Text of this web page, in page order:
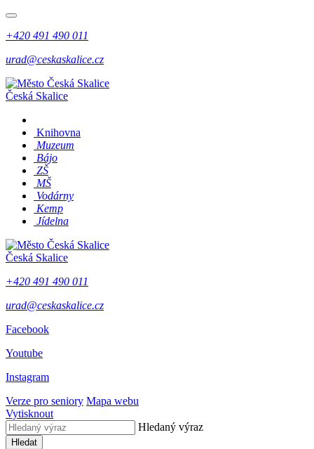
+420 491 490 011
urad@ceskaskalice.cz
Česká Skalice
Knihovna
Muzeum
Bájo
ZŠ
MŠ
Vodárny
Kemp
Jídelna
Česká Skalice
+420 491 490 011
urad@ceskaskalice.cz
Facebook
Youtube
Instagram
Verze pro seniory Mapa webu
Vytisknout
Hledaný výraz
Hledat